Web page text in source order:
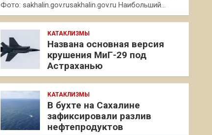
Фото: sakhalin.gov.rusakhalin.gov.ru Наибольший…
КАТАКЛИЗМЫ
Названа основная версия
крушения МиГ-29 под
Астраханью
КАТАКЛИЗМЫ
В бухте на Сахалине
зафиксировали разлив
нефтепродуктов